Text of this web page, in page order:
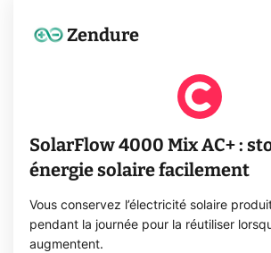
Zendure
SolarFlow 4000 Mix AC+ :
énergie solaire facilement
Vous conservez l’électricité solaire
pendant la journée pour la réutiliser
augmentent.